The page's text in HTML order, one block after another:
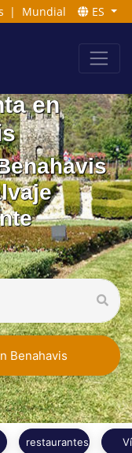
| Mundial ES
en
Benahavis
restaurantes